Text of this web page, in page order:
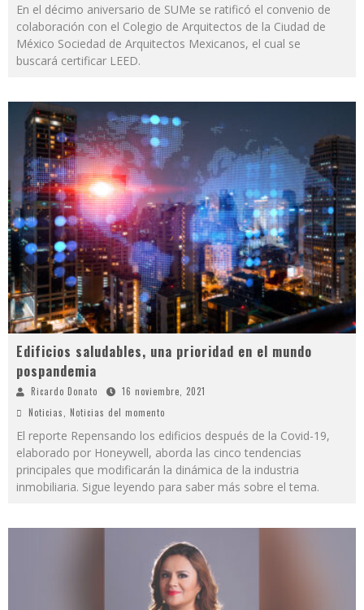
En el décimo aniversario de SUMe se ratificó el convenio de
colaboración con el Colegio de Arquitectos de la Ciudad de
México Sociedad de Arquitectos Mexicanos, el cual se
buscará certificar LEED.
Edificios saludables, una prioridad en el mundo
pospandemia
Ricardo Donato
16 noviembre, 2021
Noticias
Noticias del momento
El reporte Repensando los edificios después de la Covid-19,
elaborado por Honeywell, aborda las cinco tendencias
principales que modificarán la dinámica de la industria
inmobiliaria. Sigue leyendo para saber más sobre el tema.